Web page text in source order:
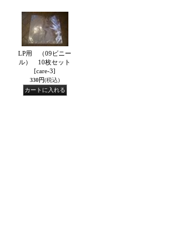
LP用 （09ビニー
ル） 10枚セット
[care-3]
330円(税込)